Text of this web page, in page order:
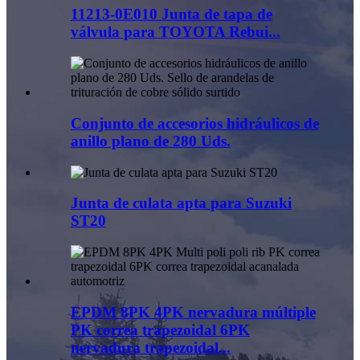
11213-0E010 Junta de tapa de
válvula para TOYOTA Rebui...
Conjunto de accesorios hidráulicos de
anillo plano de 280 Uds.
Junta de culata apta para Suzuki
ST20
EPDM 8PK 4PK nervadura múltiple
PK correa trapezoidal 6PK
nervadura trapezoidal...